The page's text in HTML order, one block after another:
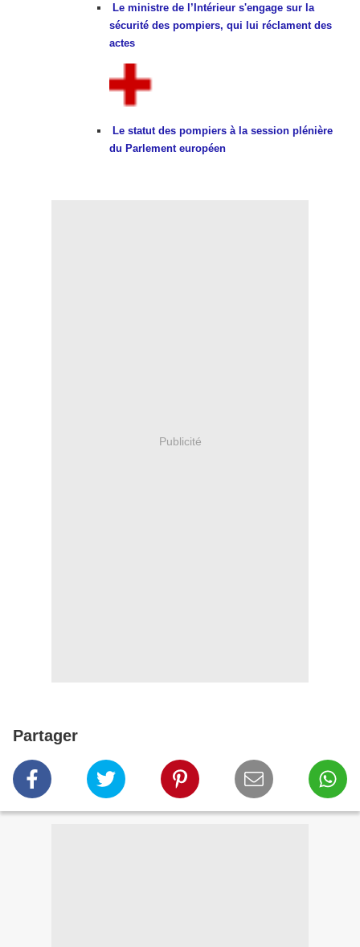
Le ministre de l’Intérieur s'engage sur la
sécurité des pompiers, qui lui réclament des
actes
Le statut des pompiers à la session plénière
du Parlement européen
Publicité
Partager